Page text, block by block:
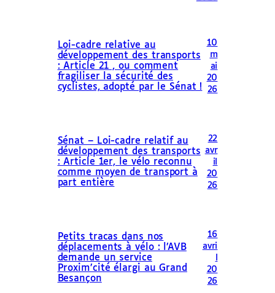
Loi-cadre relative au
développement des transports
: Article 21 , ou comment
fragiliser la sécurité des
cyclistes, adopté par le Sénat !
10
m
ai
20
26
Sénat – Loi-cadre relatif au
développement des transports
: Article 1er, le vélo reconnu
comme moyen de transport à
part entière
22
avr
il
20
26
Petits tracas dans nos
déplacements à vélo : l’AVB
demande un service
Proxim’cité élargi au Grand
Besançon
16
avri
20
26